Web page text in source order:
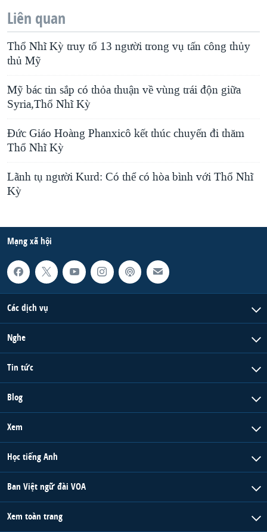
Liên quan
Thổ Nhĩ Kỳ truy tố 13 người trong vụ tấn công thủy
thủ Mỹ
Mỹ bác tin sắp có thỏa thuận về vùng trái độn giữa
Syria,Thổ Nhĩ Kỳ
Đức Giáo Hoàng Phanxicô kết thúc chuyến đi thăm
Thổ Nhĩ Kỳ
Lãnh tụ người Kurd: Có thể có hòa bình với Thổ Nhĩ
Kỳ
Mạng xã hội
Các dịch vụ
Nghe
Tin tức
Blog
Xem
Học tiếng Anh
Ban Việt ngữ đài VOA
Xem toàn trang